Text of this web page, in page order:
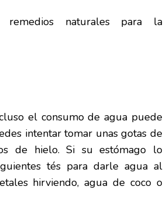
remedios naturales para la
el consumo de agua puede
intentar tomar unas gotas de
de hielo. Si su estómago lo
tés para darle agua al
hirviendo, agua de coco o